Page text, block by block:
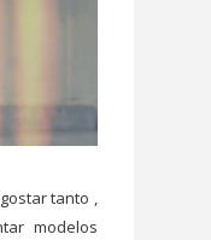
tanto ,
modelos